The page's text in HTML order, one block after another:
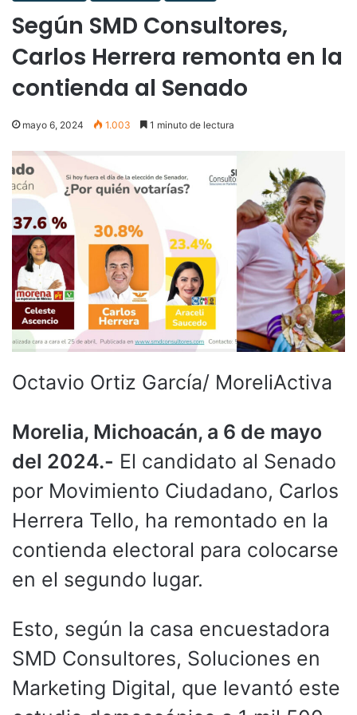
Según SMD Consultores,
Carlos Herrera remonta en la
contienda al Senado
mayo 6, 2024 1.003 1 minuto de lectura
Octavio Ortiz García/ MoreliActiva
Morelia, Michoacán, a 6 de mayo
del 2024.- El candidato al Senado
por Movimiento Ciudadano, Carlos
Herrera Tello, ha remontado en la
contienda electoral para colocarse
en el segundo lugar.
Esto, según la casa encuestadora
SMD Consultores, Soluciones en
Marketing Digital, que levantó este